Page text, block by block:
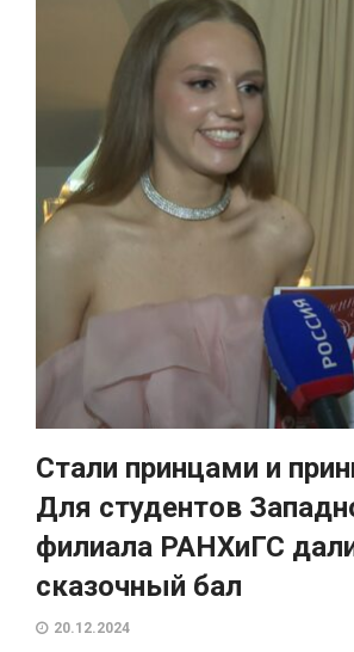
Стали принцами и
Для студентов
филиала РАНХиГС
сказочный бал
20.12.2024